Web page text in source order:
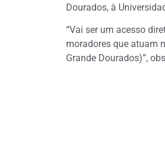
Dourados, à
“Vai ser um acesso
moradores que atuam
Grande Dourados)”,